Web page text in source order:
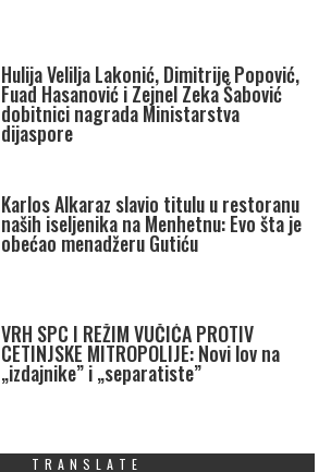
Hulija Velilja Lakonić, Dimitrije Popović,
Fuad Hasanović i Zejnel Zeka Šabović
dobitnici nagrada Ministarstva
dijaspore
Karlos Alkaraz slavio titulu u restoranu
naših iseljenika na Menhetnu: Evo šta je
obećao menadžeru Gutiću
VRH SPC I REŽIM VUČIĆA PROTIV
CETINJSKE MITROPOLIJE: Novi lov na
„izdajnike” i „separatiste”
TRANSLATE